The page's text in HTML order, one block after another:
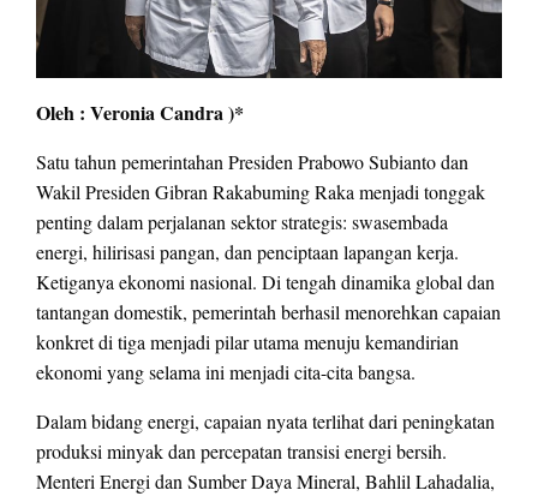
Oleh : Veronia Candra )*
Satu tahun pemerintahan Presiden Prabowo Subianto dan
Wakil Presiden Gibran Rakabuming Raka menjadi tonggak
penting dalam perjalanan sektor strategis: swasembada
energi, hilirisasi pangan, dan penciptaan lapangan kerja.
Ketiganya ekonomi nasional. Di tengah dinamika global dan
tantangan domestik, pemerintah berhasil menorehkan capaian
konkret di tiga menjadi pilar utama menuju kemandirian
ekonomi yang selama ini menjadi cita-cita bangsa.
Dalam bidang energi, capaian nyata terlihat dari peningkatan
produksi minyak dan percepatan transisi energi bersih.
Menteri Energi dan Sumber Daya Mineral, Bahlil Lahadalia,